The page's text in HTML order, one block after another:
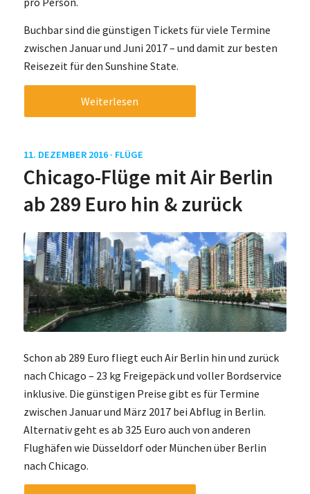
Buchbar sind die günstigen Tickets für viele Termine
zwischen Januar und Juni 2017 – und damit zur besten
Reisezeit für den Sunshine State.
Weiterlesen
11. DEZEMBER 2016 · FLÜGE
Chicago-Flüge mit Air Berlin
ab 289 Euro hin & zurück
Schon ab 289 Euro fliegt euch Air Berlin hin und zurück
nach Chicago – 23 kg Freigepäck und voller Bordservice
inklusive. Die günstigen Preise gibt es für Termine
zwischen Januar und März 2017 bei Abflug in Berlin.
Alternativ geht es ab 325 Euro auch von anderen
Flughäfen wie Düsseldorf oder München über Berlin
nach Chicago.